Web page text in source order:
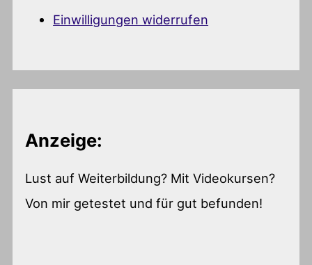
Einwilligungen widerrufen
Anzeige:
Lust auf Weiterbildung? Mit Videokursen?
Von mir getestet und für gut befunden!